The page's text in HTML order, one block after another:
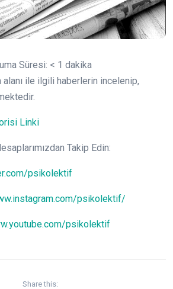
Süresi: < 1 dakika
alanı ile ilgili haberlerin incelenip,
Linki
Takip Edin:
psikolektif
psikolektif/
psikolektif
Share this: